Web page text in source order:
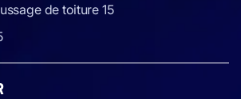
de toiture 15